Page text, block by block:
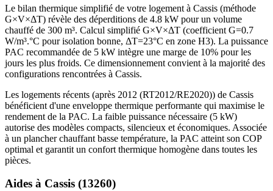
Le bilan thermique simplifié de votre logement à Cassis (méthode
G×V×ΔT) révèle des déperditions de 4.8 kW pour un volume
chauffé de 300 m³. Calcul simplifié G×V×ΔT (coefficient G=0.7
W/m³.°C pour isolation bonne, ΔT=23°C en zone H3). La puissance
PAC recommandée de 5 kW intègre une marge de 10% pour les
jours les plus froids. Ce dimensionnement convient à la majorité des
configurations rencontrées à Cassis.
Les logements récents (après 2012 (RT2012/RE2020)) de Cassis
bénéficient d'une enveloppe thermique performante qui maximise le
rendement de la PAC. La faible puissance nécessaire (5 kW)
autorise des modèles compacts, silencieux et économiques. Associée
à un plancher chauffant basse température, la PAC atteint son COP
optimal et garantit un confort thermique homogène dans toutes les
pièces.
Aides à Cassis (13260)